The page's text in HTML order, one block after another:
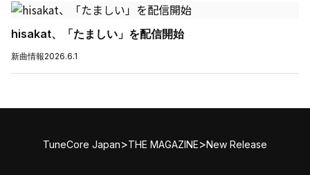
hisakat、「たましい」を配信開始
新曲情報2026.6.1
TuneCore Japan>THE MAGAZINE>New Release